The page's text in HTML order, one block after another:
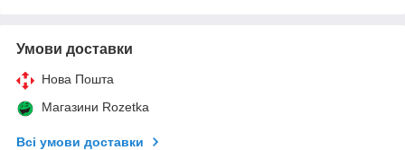
Умови доставки
Нова Пошта
Магазини Rozetka
Всі умови доставки